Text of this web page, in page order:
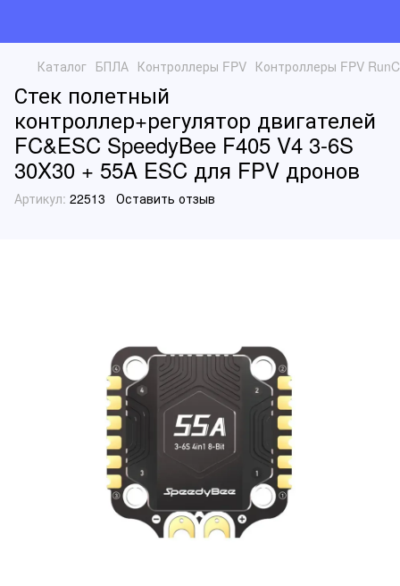
Каталог БПЛА Контроллеры FPV Контроллеры FPV
Стек полетный
контроллер+регулятор двигателей
FC&ESC SpeedyBee F405 V4 3-6S
30X30 + 55A ESC для FPV дронов
Артикул: 22513 Оставить отзыв